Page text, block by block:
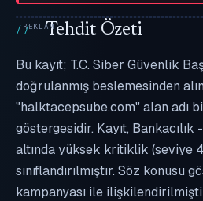
Tehdit Özeti
Bu kayıt; T.C. Siber Güvenlik
doğrulanmış beslemesinden
"halktacepsube.com" alan adı
göstergesidir. Kayıt,
altında yüksek kritiklik (seviye
sınıflandırılmıştır. Söz konusu
kampanyası ile